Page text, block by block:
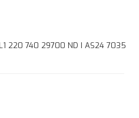
L1 220 740 29700 ND I AS24 7035